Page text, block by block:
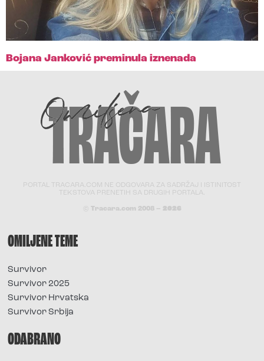
Bojana Janković preminula iznenada
PORTAL TRACARA.COM NE ODGOVARA ZA SADRŽAJ I ISTINITOST
TEKSTOVA PRENETIH SA DRUGIH PORTALA.
© Tracara.com 2008 – 2026
OMILJENE TEME
Survivor
Survivor 2025
Survivor Hrvatska
Survivor Srbija
ODABRANO